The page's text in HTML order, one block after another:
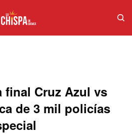
final Cruz Azul vs
de 3 mil policías